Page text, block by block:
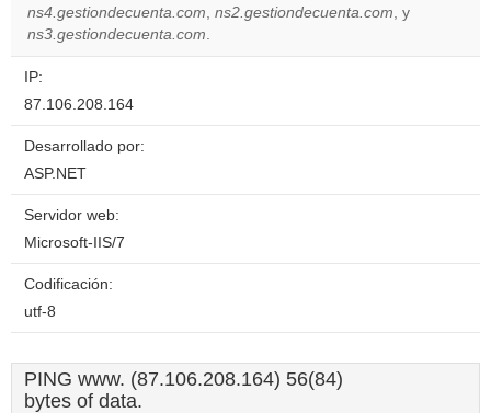
website?
ns4.gestiondecuenta.com, ns2.gestiondecuenta.com, y
ns3.gestiondecuenta.com.
IP:
87.106.208.164
Desarrollado por:
ASP.NET
Servidor web:
Microsoft-IIS/7
Codificación:
utf-8
PING www. (87.106.208.164) 56(84)
bytes of data.